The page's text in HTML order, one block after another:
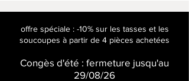
offre spéciale : -10% sur les tasses et les
soucoupes à partir de 4 pièces achetées
Congès d'été : fermeture jusqu'au
29/08/26